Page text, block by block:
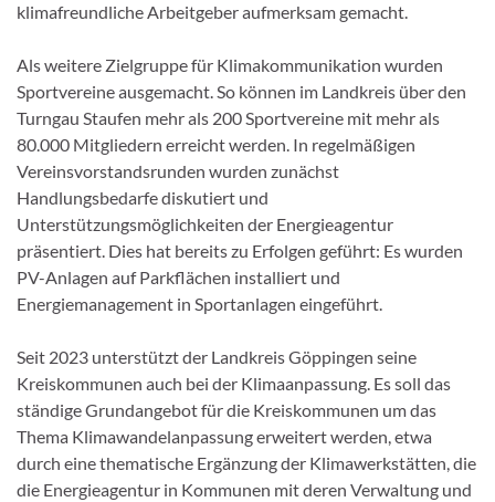
klimafreundliche Arbeitgeber aufmerksam gemacht.
Als weitere Zielgruppe für Klimakommunikation wurden
Sportvereine ausgemacht. So können im Landkreis über den
Turngau Staufen mehr als 200 Sportvereine mit mehr als
80.000 Mitgliedern erreicht werden. In regelmäßigen
Vereinsvorstandsrunden wurden zunächst
Handlungsbedarfe diskutiert und
Unterstützungsmöglichkeiten der Energieagentur
präsentiert. Dies hat bereits zu Erfolgen geführt: Es wurden
PV-Anlagen auf Parkflächen installiert und
Energiemanagement in Sportanlagen eingeführt.
Seit 2023 unterstützt der Landkreis Göppingen seine
Kreiskommunen auch bei der Klimaanpassung. Es soll das
ständige Grundangebot für die Kreiskommunen um das
Thema Klimawandelanpassung erweitert werden, etwa
durch eine thematische Ergänzung der Klimawerkstätten, die
die Energieagentur in Kommunen mit deren Verwaltung und